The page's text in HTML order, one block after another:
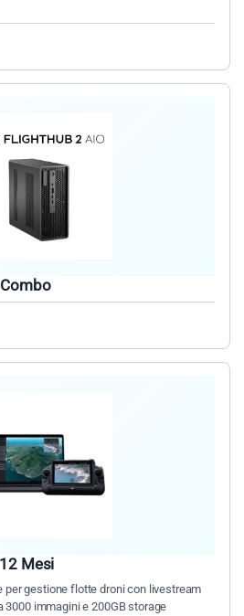
Mesi
per gestione flotte droni con livestream
immagini e 200GB storage